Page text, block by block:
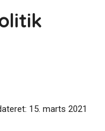
15. marts 2021